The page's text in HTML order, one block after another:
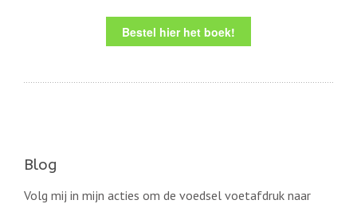
Bestel hier het boek!
Blog
Volg mij in mijn acties om de voedsel voetafdruk naar